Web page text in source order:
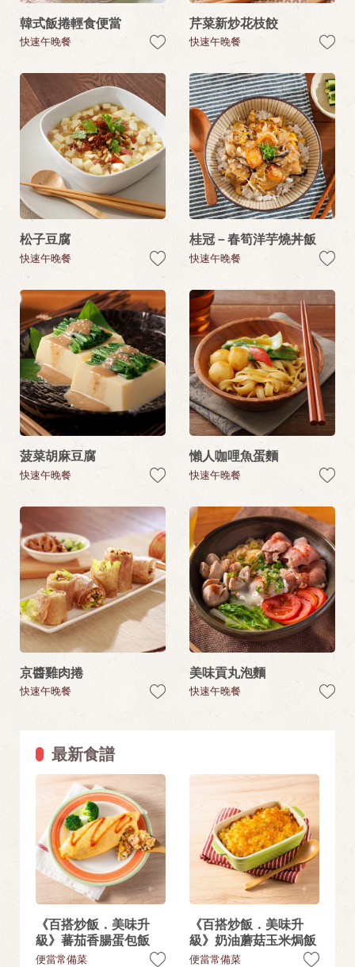
韓式飯捲輕食便當
快速午晚餐
芹菜新炒花枝餃
快速午晚餐
松子豆腐
快速午晚餐
桂冠－春筍洋芋燒丼飯
快速午晚餐
菠菜胡麻豆腐
快速午晚餐
懶人咖哩魚蛋麵
快速午晚餐
京醬雞肉捲
快速午晚餐
美味貢丸泡麵
快速午晚餐
最新食譜
《百搭炒飯．美味升
級》蕃茄香腸蛋包飯
便當常備菜
《百搭炒飯．美味升
級》奶油蘑菇玉米焗飯
便當常備菜